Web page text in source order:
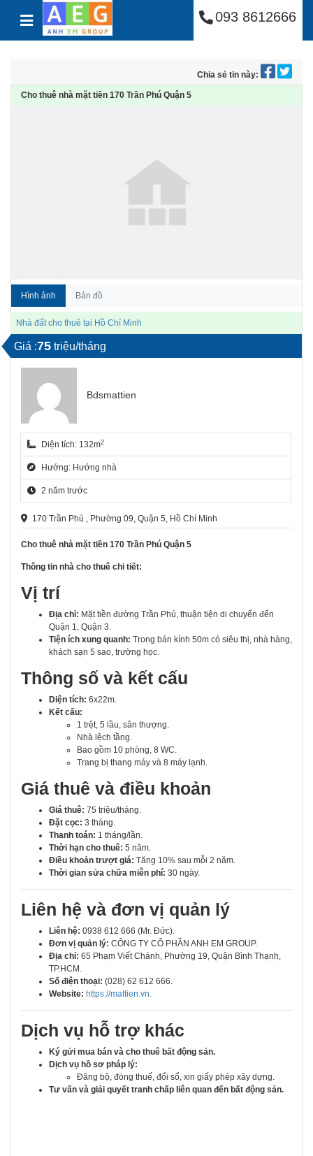
Skip to content Công Ty Cổ Phần
093 8612666
Chia sẻ tin này:
Cho thuê nhà mặt tiền 170 Trần Phú Quận 5
Hình ảnh Bản đồ
Nhà đất cho thuê tại Hồ Chí Minh
Giá :75 triệu/tháng
Bdsmattien
Diện tích: 132m2
Hướng: Hướng nhà
2 năm trước
170 Trần Phú , Phường 09, Quận 5, Hồ Chí Minh
Cho thuê nhà mặt tiền 170 Trần Phú Quận 5
Thông tin nhà cho thuê chi tiết:
Vị trí
Địa chỉ: Mặt tiền đường Trần Phú, thuận tiện di chuyển đến
Quận 1, Quận 3.
Tiện ích xung quanh: Trong bán kính 50m có siêu thị, nhà hàng,
khách sạn 5 sao, trường học.
Thông số và kết cấu
Diện tích: 6x22m.
Kết cấu:
1 trệt, 5 lầu, sân thượng.
Nhà lệch tầng.
Bao gồm 10 phòng, 8 WC.
Trang bị thang máy và 8 máy lạnh.
Giá thuê và điều khoản
Giá thuê: 75 triệu/tháng.
Đặt cọc: 3 tháng.
Thanh toán: 1 tháng/lần.
Thời hạn cho thuê: 5 năm.
Điều khoản trượt giá: Tăng 10% sau mỗi 2 năm.
Thời gian sửa chữa miễn phí: 30 ngày.
Liên hệ và đơn vị quản lý
Liên hệ: 0938 612 666 (Mr. Đức).
Đơn vị quản lý: CÔNG TY CỔ PHẦN ANH EM GROUP.
Địa chỉ: 65 Phạm Viết Chánh, Phường 19, Quận Bình Thạnh,
TP.HCM.
Số điện thoại: (028) 62 612 666.
Website: https://mattien.vn.
Dịch vụ hỗ trợ khác
Ký gửi mua bán và cho thuê bất động sản.
Dịch vụ hồ sơ pháp lý:
Đăng bộ, đóng thuế, đổi sổ, xin giấy phép xây dựng.
Tư vấn và giải quyết tranh chấp liên quan đến bất động sản.